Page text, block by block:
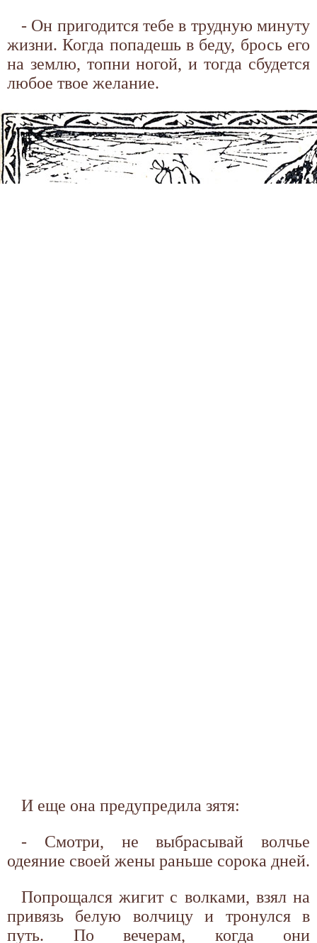
- Он пригодится тебе в трудную минуту
жизни. Когда попадешь в беду, брось его
на землю, топни ногой, и тогда сбудется
любое твое желание.
И еще она предупредила зятя:
- Смотри, не выбрасывай волчье
одеяние своей жены раньше сорока дней.
Попрощался жигит с волками, взял на
привязь белую волчицу и тронулся в
путь. По вечерам, когда они